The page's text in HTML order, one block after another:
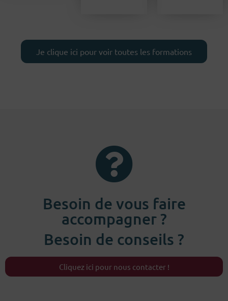
Je clique ici pour voir toutes les formations
Besoin de vous faire
accompagner ?
Besoin de conseils ?
Cliquez ici pour nous contacter !